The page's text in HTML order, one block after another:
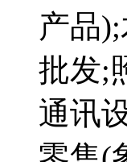
产品
批发;
通讯